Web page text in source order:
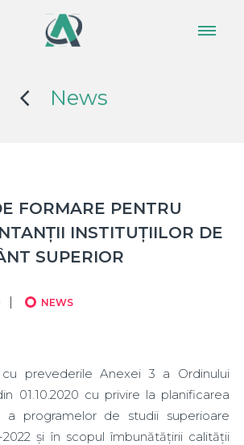
News
FORMARE PENTRU
INSTITUȚIILOR DE
SUPERIOR
NEWS
prevederile Anexei 3 a Ordinului
01.10.2020 cu privire la planificarea
a programelor de studii superioare
2022 și în scopul îmbunătățirii calității